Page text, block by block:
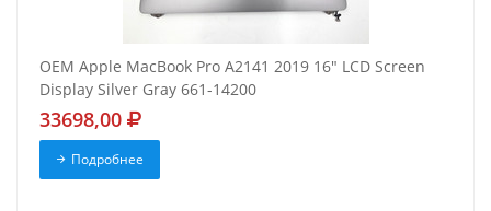
OEM Apple MacBook Pro A2141 2019 16" LCD Screen
Display Silver Gray 661-14200
33698,00
Подробнее